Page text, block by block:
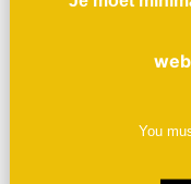
Luc Briand en hun
You